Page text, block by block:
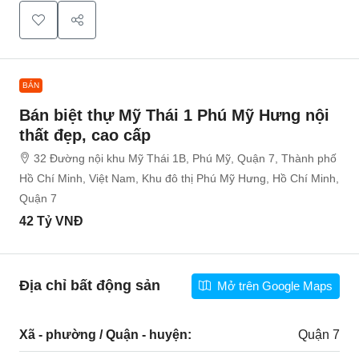
BÁN
Bán biệt thự Mỹ Thái 1 Phú Mỹ Hưng nội
thất đẹp, cao cấp
32 Đường nội khu Mỹ Thái 1B, Phú Mỹ, Quận 7, Thành phố
Hồ Chí Minh, Việt Nam, Khu đô thị Phú Mỹ Hưng, Hồ Chí Minh,
Quận 7
42 Tỷ VNĐ
Địa chỉ bất động sản Mở trên Google Maps
Xã - phường / Quận - huyện: Quận 7